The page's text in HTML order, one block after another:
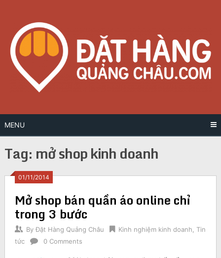
content
MENU
Tag: mở shop kinh doanh
01/11/2014
Mở shop bán quần áo online chỉ
trong 3 bước
By Đặt Hàng Quảng Châu Kinh nghiệm kinh doanh, Tin
tức
0 Comments
Posts
navigation